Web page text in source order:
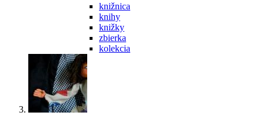
knižnica
knihy
knižky
zbierka
kolekcia